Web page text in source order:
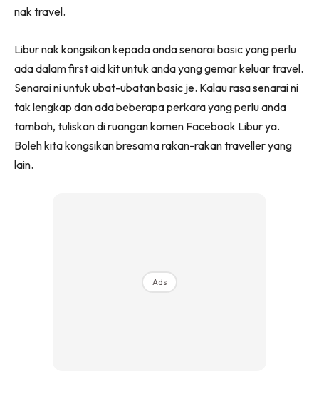
nak travel.
Libur nak kongsikan kepada anda senarai basic yang perlu
ada dalam first aid kit untuk anda yang gemar keluar travel.
Senarai ni untuk ubat-ubatan basic je. Kalau rasa senarai ni
tak lengkap dan ada beberapa perkara yang perlu anda
tambah, tuliskan di ruangan komen Facebook Libur ya.
Boleh kita kongsikan bresama rakan-rakan traveller yang
lain.
Ads